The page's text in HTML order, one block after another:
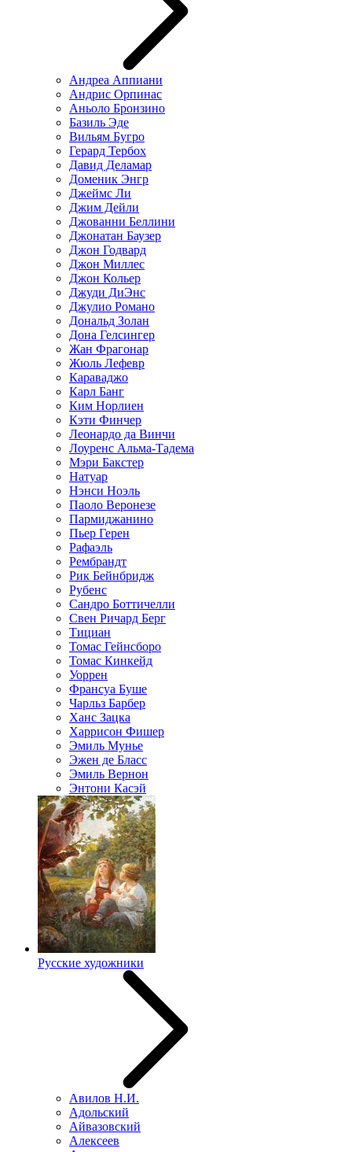
Андреа Аппиани
Андрис Орпинас
Аньоло Бронзино
Базиль Эде
Вильям Бугро
Герард Тербох
Давид Деламар
Доменик Энгр
Джеймс Ли
Джим Дейли
Джованни Беллини
Джонатан Баузер
Джон Годвард
Джон Миллес
Джон Кольер
Джуди ДиЭнс
Джулио Романо
Дональд Золан
Дона Гелсингер
Жан Фрагонар
Жюль Лефевр
Караваджо
Карл Банг
Ким Норлиен
Кэти Финчер
Леонардо да Винчи
Лоуренс Альма-Тадема
Мэри Бакстер
Натуар
Нэнси Ноэль
Паоло Веронезе
Пармиджанино
Пьер Герен
Рафаэль
Рембрандт
Рик Бейнбридж
Рубенс
Сандро Боттичелли
Свен Ричард Берг
Тициан
Томас Гейнсборо
Томас Кинкейд
Уоррен
Франсуа Буше
Чарльз Барбер
Ханс Зацка
Харрисон Фишер
Эмиль Мунье
Эжен де Бласс
Эмиль Вернон
Энтони Касэй
Русские художники
Авилов Н.И.
Адольский
Айвазовский
Алексеев